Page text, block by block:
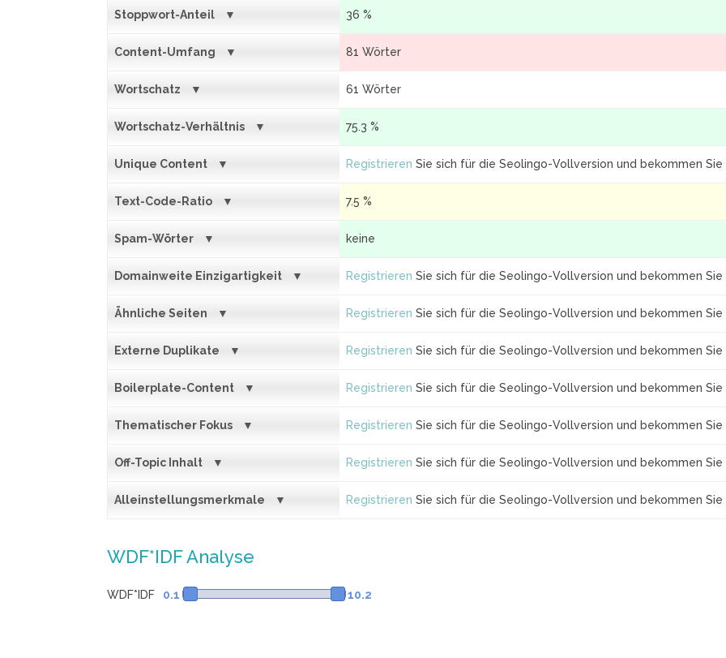
Stoppwort-Anteil 36 %
Content-Umfang 81 Wörter
Wortschatz 61 Wörter
Wortschatz-Verhältnis 75.3 %
Unique Content Registrieren Sie sich für die Seolingo-Vollversion und bekommen Sie
Text-Code-Ratio 7.5 %
Spam-Wörter keine
Domainweite Einzigartigkeit Registrieren Sie sich für die Seolingo-Vollversion und bekommen Sie
Ähnliche Seiten Registrieren Sie sich für die Seolingo-Vollversion und bekommen Sie
Externe Duplikate Registrieren Sie sich für die Seolingo-Vollversion und bekommen Sie
Boilerplate-Content Registrieren Sie sich für die Seolingo-Vollversion und bekommen Sie
Thematischer Fokus Registrieren Sie sich für die Seolingo-Vollversion und bekommen Sie
Off-Topic Inhalt Registrieren Sie sich für die Seolingo-Vollversion und bekommen Sie
Alleinstellungsmerkmale Registrieren Sie sich für die Seolingo-Vollversion und bekommen Sie
WDF*IDF Analyse
WDF*IDF 0.1 10.2